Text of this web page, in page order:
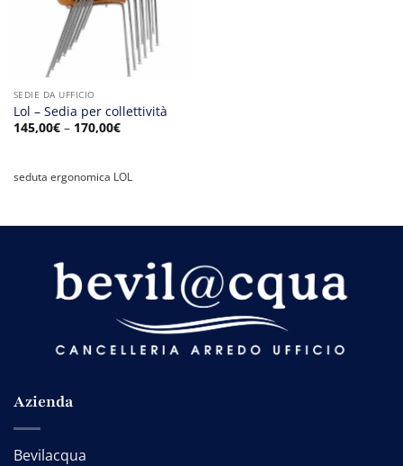
SEDIE DA UFFICIO
Lol – Sedia per collettività
145,00€– 170,00€
seduta ergonomica LOL
Azienda
Bevilacqua